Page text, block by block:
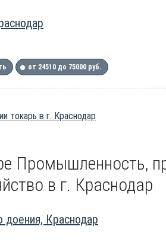
от 24510 до 75000 руб.
токарь в г. Краснодар
Промышленность,
в г. Краснодар
доения, Краснодар